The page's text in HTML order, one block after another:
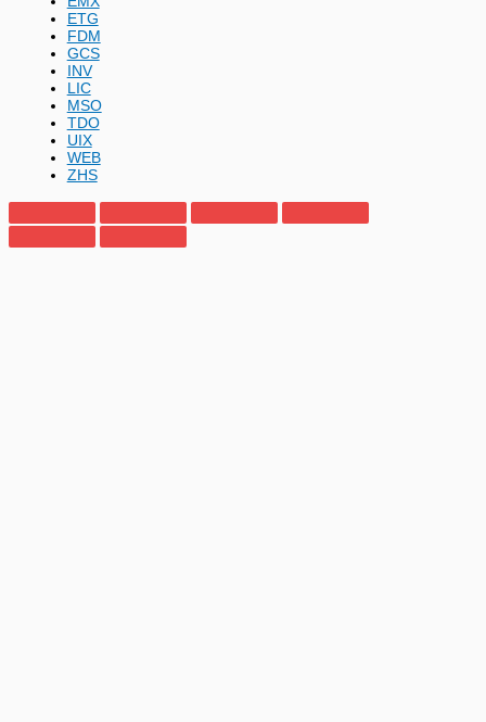
ETG
FDM
GCS
INV
LIC
MSO
TDO
UIX
WEB
ZHS